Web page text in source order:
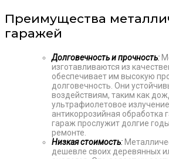
Преимущества
гаражей
Долговечность и прочность:
изготавливаются из
обеспечивает им высокую
долговечность. Они
воздействиям, таким как
ультрафиолетовое
антикоррозийная обработка
гараж прослужит долгие
ремонте.
Низкая стоимость:
дешевле своих деревянных